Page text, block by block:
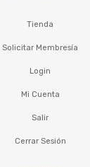
Tienda
Solicitar Membresía
Login
Mi Cuenta
Salir
Cerrar Sesión